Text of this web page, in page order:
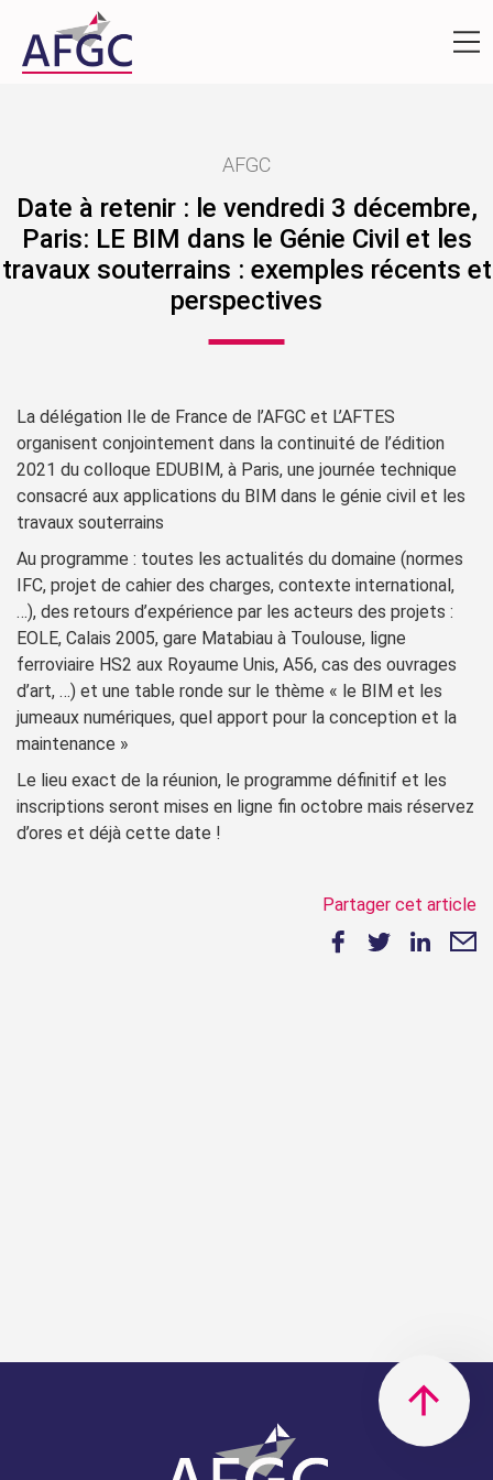
AFGC
Date à retenir : le vendredi 3 décembre,
Paris: LE BIM dans le Génie Civil et les
travaux souterrains : exemples récents et
perspectives
La délégation Ile de France de l’AFGC et L’AFTES
organisent conjointement dans la continuité de l’édition
2021 du colloque EDUBIM, à Paris, une journée technique
consacré aux applications du BIM dans le génie civil et les
travaux souterrains
Au programme : toutes les actualités du domaine (normes
IFC, projet de cahier des charges, contexte international,
…), des retours d’expérience par les acteurs des projets :
EOLE, Calais 2005, gare Matabiau à Toulouse, ligne
ferroviaire HS2 aux Royaume Unis, A56, cas des ouvrages
d’art, …) et une table ronde sur le thème « le BIM et les
jumeaux numériques, quel apport pour la conception et la
maintenance »
Le lieu exact de la réunion, le programme définitif et les
inscriptions seront mises en ligne fin octobre mais réservez
d’ores et déjà cette date !
Partager cet article